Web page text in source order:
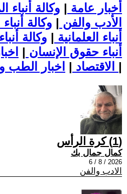
أخبار عامة | وكالة أنباء
الأدب والفن | وكالة أنباء
أنباء العلمانية | وكالة
أنباء حقوق الإنسان |
الاقتصاد | |
(1) كرة الرأس
كمال جمال بك
2026 / 8 / 6
الادب والفن